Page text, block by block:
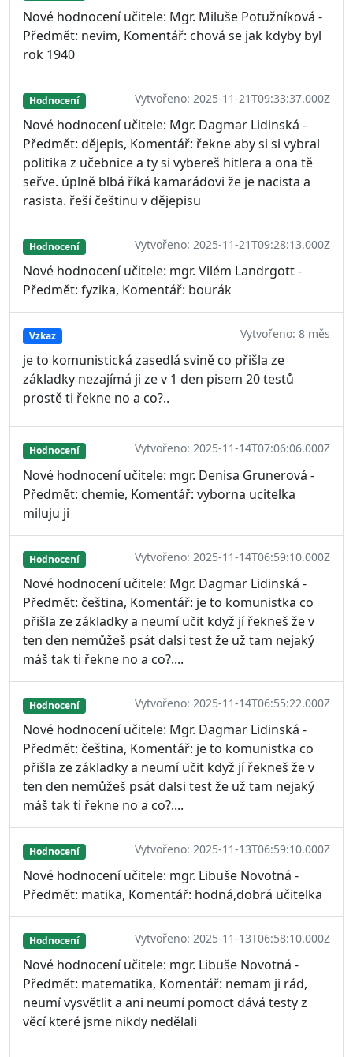
Nové hodnocení učitele: Mgr. Miluše Potužníková -
Předmět: nevim, Komentář: chová se jak kdyby byl
rok 1940
Hodnocení Vytvořeno: 2025-11-21T09:33:37.000Z
Nové hodnocení učitele: Mgr. Dagmar Lidinská -
Předmět: dějepis, Komentář: řekne aby si si vybral
politika z učebnice a ty si vybereš hitlera a ona tě
seřve. úplně blbá říká kamarádovi že je nacista a
rasista. řeší češtinu v dějepisu
Hodnocení Vytvořeno: 2025-11-21T09:28:13.000Z
Nové hodnocení učitele: mgr. Vilém Landrgott -
Předmět: fyzika, Komentář: bourák
Vzkaz Vytvořeno: 8 měs
je to komunistická zasedlá svině co přišla ze
základky nezajímá ji ze v 1 den pisem 20 testů
prostě ti řekne no a co?..
Hodnocení Vytvořeno: 2025-11-14T07:06:06.000Z
Nové hodnocení učitele: mgr. Denisa Grunerová -
Předmět: chemie, Komentář: vyborna ucitelka
miluju ji
Hodnocení Vytvořeno: 2025-11-14T06:59:10.000Z
Nové hodnocení učitele: Mgr. Dagmar Lidinská -
Předmět: čeština, Komentář: je to komunistka co
přišla ze základky a neumí učit když jí řekneš že v
ten den nemůžeš psát dalsi test že už tam nejaký
máš tak ti řekne no a co?....
Hodnocení Vytvořeno: 2025-11-14T06:55:22.000Z
Nové hodnocení učitele: Mgr. Dagmar Lidinská -
Předmět: čeština, Komentář: je to komunistka co
přišla ze základky a neumí učit když jí řekneš že v
ten den nemůžeš psát dalsi test že už tam nejaký
máš tak ti řekne no a co?....
Hodnocení Vytvořeno: 2025-11-13T06:59:10.000Z
Nové hodnocení učitele: mgr. Libuše Novotná -
Předmět: matika, Komentář: hodná,dobrá učitelka
Hodnocení Vytvořeno: 2025-11-13T06:58:10.000Z
Nové hodnocení učitele: mgr. Libuše Novotná -
Předmět: matematika, Komentář: nemam ji rád,
neumí vysvětlit a ani neumí pomoct dává testy z
věcí které jsme nikdy nedělali